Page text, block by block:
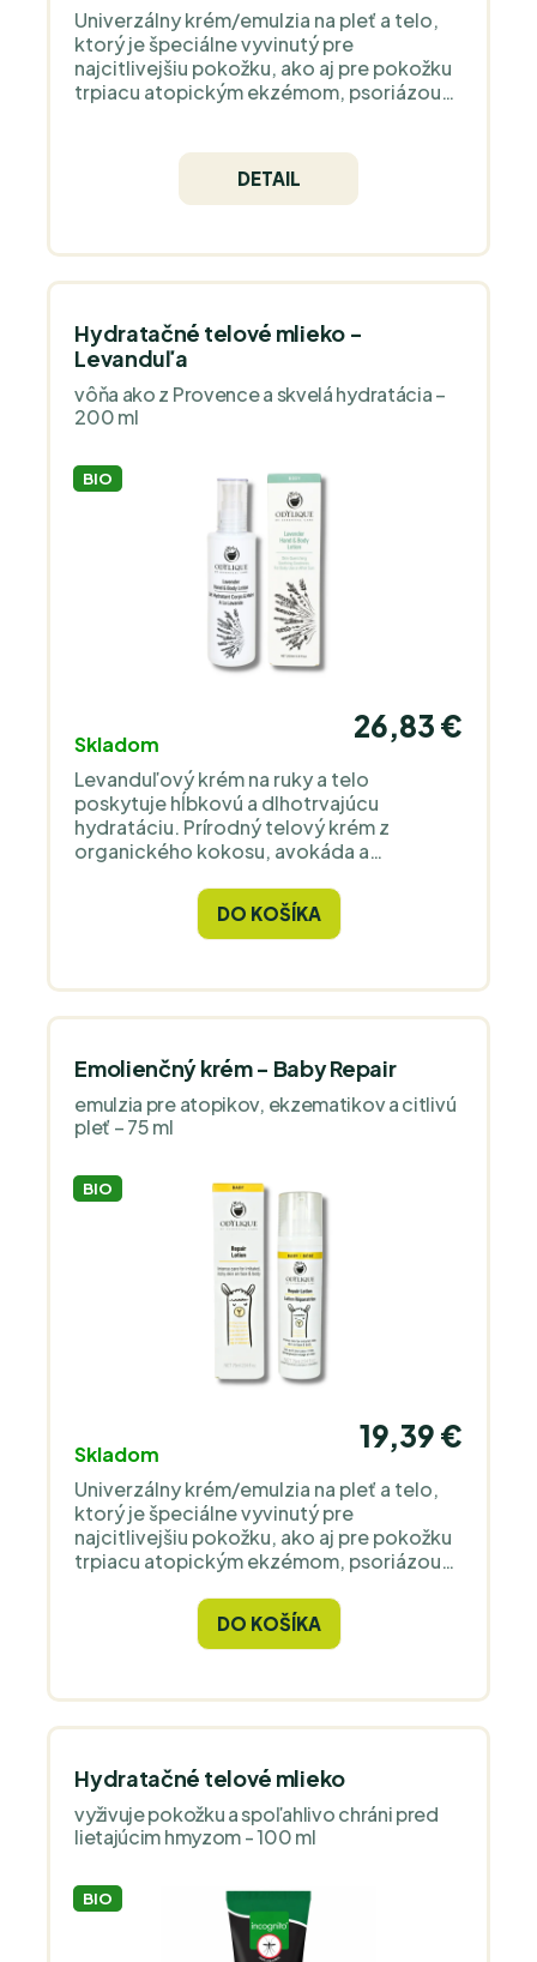
Univerzálny krém/emulzia na pleť a telo,
ktorý je špeciálne vyvinutý pre
najcitlivejšiu pokožku, ako aj pre pokožku
trpiacu atopickým ekzémom, psoriázou
DETAIL
Hydratačné telové mlieko -
Levanduľa
vôňa ako z Provence a skvelá hydratácia –
200 ml
BIO
Skladom
26,83 €
Levanduľový krém na ruky a telo
poskytuje hĺbkovú a dlhotrvajúcu
hydratáciu. Prírodný telový krém z
organického kokosu, avokáda a
suchú pokožku. Toto organické telové
mlieko je ľahké, hodvábne a nemastné.
DO KOŠÍKA
Emolienčný krém - Baby Repair
emulzia pre atopikov, ekzematikov a citlivú
pleť – 75 ml
BIO
Skladom
19,39 €
Univerzálny krém/emulzia na pleť a telo,
ktorý je špeciálne vyvinutý pre
najcitlivejšiu pokožku, ako aj pre pokožku
trpiacu atopickým ekzémom, psoriázou
DO KOŠÍKA
Hydratačné telové mlieko
vyživuje pokožku a spoľahlivo chráni pred
lietajúcim hmyzom - 100 ml
BIO